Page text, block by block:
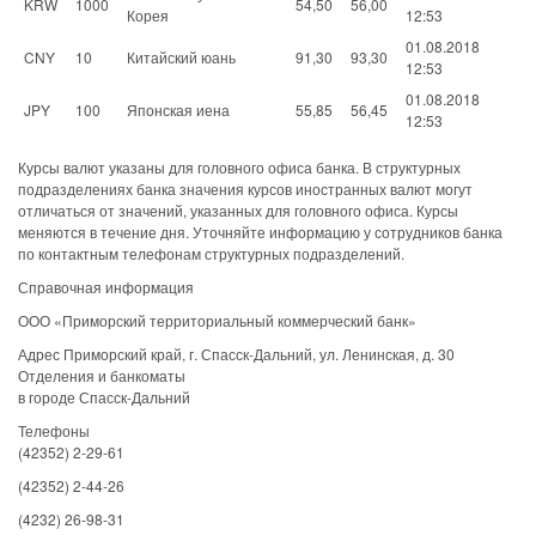
KRW 1000
Корея
54,50 56,00
12:53
CNY 10 Китайский юань 91,30 93,30
01.08.2018
12:53
JPY 100 Японская иена 55,85 56,45
01.08.2018
12:53
Курсы валют указаны для головного офиса банка. В структурных
подразделениях банка значения курсов иностранных валют могут
отличаться от значений, указанных для головного офиса. Курсы
меняются в течение дня. Уточняйте информацию у сотрудников банка
по контактным телефонам структурных подразделений.
Справочная информация
ООО «Приморский территориальный коммерческий банк»
Адрес Приморский край, г. Спасск-Дальний, ул. Ленинская, д. 30
Отделения и банкоматы
в городе Спасск-Дальний
Телефоны
(42352) 2-29-61
(42352) 2-44-26
(4232) 26-98-31